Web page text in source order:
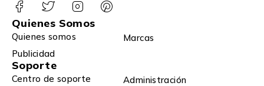
Quienes Somos
Quienes somos
Marcas
Publicidad
Soporte
Centro de soporte
Administración